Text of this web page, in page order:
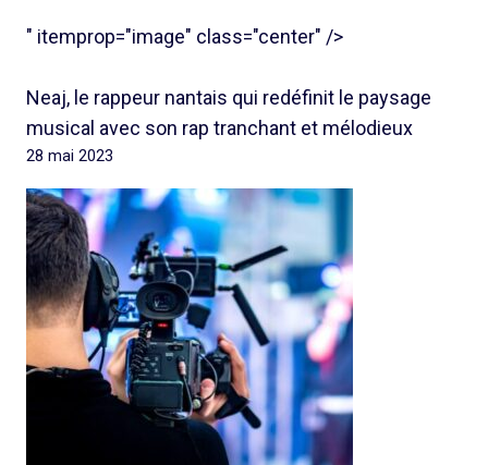
" itemprop="image" class="center" />
Neaj, le rappeur nantais qui redéfinit le paysage
musical avec son rap tranchant et mélodieux
28 mai 2023